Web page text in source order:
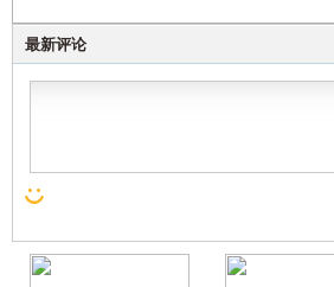
最新评论